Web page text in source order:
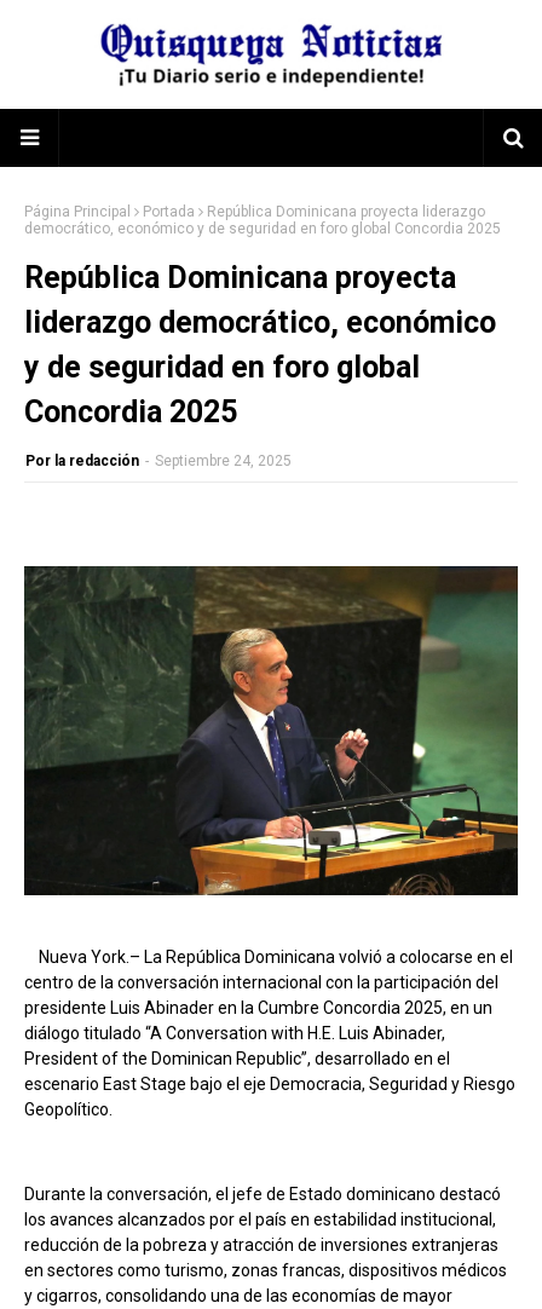
Página Principal Portada
República Dominicana proyecta liderazgo
democrático, económico y de seguridad en foro global Concordia 2025
República Dominicana proyecta
liderazgo democrático, económico
y de seguridad en foro global
Concordia 2025
Por la redacción - Septiembre 24, 2025
Nueva York.– La República Dominicana volvió a colocarse en el
centro de la conversación internacional con la participación del
presidente Luis Abinader en la Cumbre Concordia 2025, en un
diálogo titulado “A Conversation with H.E. Luis Abinader,
President of the Dominican Republic”, desarrollado en el
escenario East Stage bajo el eje Democracia, Seguridad y Riesgo
Geopolítico.
Durante la conversación, el jefe de Estado dominicano destacó
los avances alcanzados por el país en estabilidad institucional,
reducción de la pobreza y atracción de inversiones extranjeras
en sectores como turismo, zonas francas, dispositivos médicos
y cigarros, consolidando una de las economías de mayor